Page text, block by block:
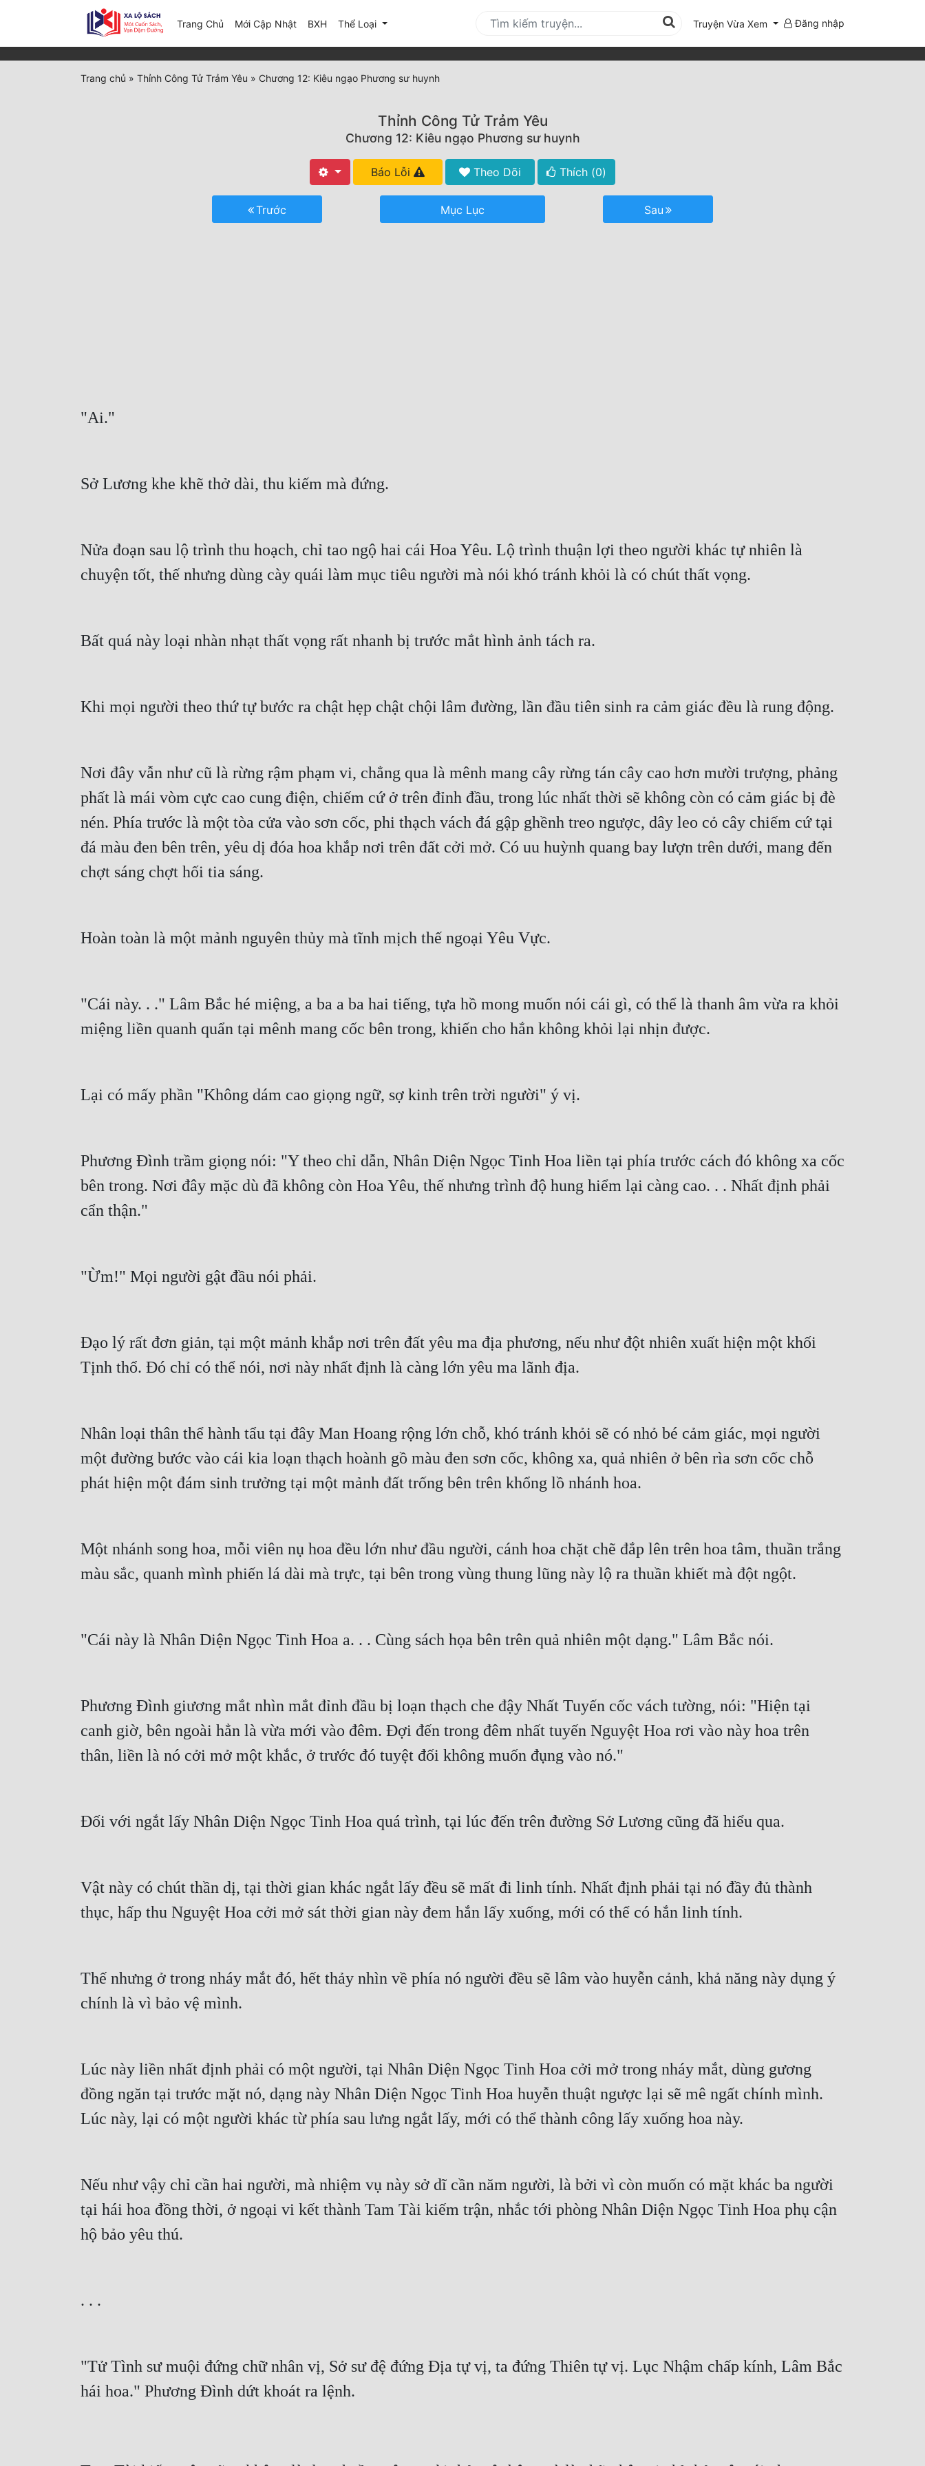
Trang Chủ Mới Cập Nhật(current)
BXH Thể Loại Truyện Vừa Xem Đăng nhập
Trang chủ » Thỉnh Công Tử Trảm Yêu » Chương 12: Kiêu ngạo Phương sư huynh
Thỉnh Công Tử Trảm Yêu
Chương 12: Kiêu ngạo Phương sư huynh
Báo Lỗi Theo Dõi Thích (0)
Trước Mục Lục Sau
"Ai."
Sở Lương khe khẽ thở dài, thu kiếm mà đứng.
Nửa đoạn sau lộ trình thu hoạch, chỉ tao ngộ hai cái Hoa Yêu. Lộ trình thuận lợi theo người khác tự nhiên là
chuyện tốt, thế nhưng dùng cày quái làm mục tiêu người mà nói khó tránh khỏi là có chút thất vọng.
Bất quá này loại nhàn nhạt thất vọng rất nhanh bị trước mắt hình ảnh tách ra.
Khi mọi người theo thứ tự bước ra chật hẹp chật chội lâm đường, lần đầu tiên sinh ra cảm giác đều là rung động.
Nơi đây vẫn như cũ là rừng rậm phạm vi, chẳng qua là mênh mang cây rừng tán cây cao hơn mười trượng, phảng
phất là mái vòm cực cao cung điện, chiếm cứ ở trên đỉnh đầu, trong lúc nhất thời sẽ không còn có cảm giác bị đè
nén. Phía trước là một tòa cửa vào sơn cốc, phi thạch vách đá gập ghềnh treo ngược, dây leo cỏ cây chiếm cứ tại
đá màu đen bên trên, yêu dị đóa hoa khắp nơi trên đất cởi mở. Có uu huỳnh quang bay lượn trên dưới, mang đến
chợt sáng chợt hối tia sáng.
Hoàn toàn là một mảnh nguyên thủy mà tĩnh mịch thế ngoại Yêu Vực.
"Cái này. . ." Lâm Bắc hé miệng, a ba a ba hai tiếng, tựa hồ mong muốn nói cái gì, có thể là thanh âm vừa ra khỏi
miệng liền quanh quẩn tại mênh mang cốc bên trong, khiến cho hắn không khỏi lại nhịn được.
Lại có mấy phần "Không dám cao giọng ngữ, sợ kinh trên trời người" ý vị.
Phương Đình trầm giọng nói: "Y theo chỉ dẫn, Nhân Diện Ngọc Tinh Hoa liền tại phía trước cách đó không xa cốc
bên trong. Nơi đây mặc dù đã không còn Hoa Yêu, thế nhưng trình độ hung hiểm lại càng cao. . . Nhất định phải
cẩn thận."
"Ừm!" Mọi người gật đầu nói phải.
Đạo lý rất đơn giản, tại một mảnh khắp nơi trên đất yêu ma địa phương, nếu như đột nhiên xuất hiện một khối
Tịnh thổ. Đó chỉ có thể nói, nơi này nhất định là càng lớn yêu ma lãnh địa.
Nhân loại thân thể hành tẩu tại đây Man Hoang rộng lớn chỗ, khó tránh khỏi sẽ có nhỏ bé cảm giác, mọi người
một đường bước vào cái kia loạn thạch hoành gồ màu đen sơn cốc, không xa, quả nhiên ở bên rìa sơn cốc chỗ
phát hiện một đám sinh trưởng tại một mảnh đất trống bên trên khổng lồ nhánh hoa.
Một nhánh song hoa, mỗi viên nụ hoa đều lớn như đầu người, cánh hoa chặt chẽ đắp lên trên hoa tâm, thuần trắng
màu sắc, quanh mình phiến lá dài mà trực, tại bên trong vùng thung lũng này lộ ra thuần khiết mà đột ngột.
"Cái này là Nhân Diện Ngọc Tinh Hoa a. . . Cùng sách họa bên trên quả nhiên một dạng." Lâm Bắc nói.
Phương Đình giương mắt nhìn mắt đỉnh đầu bị loạn thạch che đậy Nhất Tuyến cốc vách tường, nói: "Hiện tại
canh giờ, bên ngoài hẳn là vừa mới vào đêm. Đợi đến trong đêm nhất tuyến Nguyệt Hoa rơi vào này hoa trên
thân, liền là nó cởi mở một khắc, ở trước đó tuyệt đối không muốn đụng vào nó."
Đối với ngắt lấy Nhân Diện Ngọc Tinh Hoa quá trình, tại lúc đến trên đường Sở Lương cũng đã hiểu qua.
Vật này có chút thần dị, tại thời gian khác ngắt lấy đều sẽ mất đi linh tính. Nhất định phải tại nó đầy đủ thành
thục, hấp thu Nguyệt Hoa cởi mở sát thời gian này đem hắn lấy xuống, mới có thể có hắn linh tính.
Thế nhưng ở trong nháy mắt đó, hết thảy nhìn về phía nó người đều sẽ lâm vào huyễn cảnh, khả năng này dụng ý
chính là vì bảo vệ mình.
Lúc này liền nhất định phải có một người, tại Nhân Diện Ngọc Tinh Hoa cởi mở trong nháy mắt, dùng gương
đồng ngăn tại trước mặt nó, dạng này Nhân Diện Ngọc Tinh Hoa huyễn thuật ngược lại sẽ mê ngất chính mình.
Lúc này, lại có một người khác từ phía sau lưng ngắt lấy, mới có thể thành công lấy xuống hoa này.
Nếu như vậy chỉ cần hai người, mà nhiệm vụ này sở dĩ cần năm người, là bởi vì còn muốn có mặt khác ba người
tại hái hoa đồng thời, ở ngoại vi kết thành Tam Tài kiếm trận, nhắc tới phòng Nhân Diện Ngọc Tinh Hoa phụ cận
hộ bảo yêu thú.
. . .
"Tử Tình sư muội đứng chữ nhân vị, Sở sư đệ đứng Địa tự vị, ta đứng Thiên tự vị. Lục Nhậm chấp kính, Lâm Bắc
hái hoa." Phương Đình dứt khoát ra lệnh.